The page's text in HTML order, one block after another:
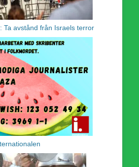
Ta avstånd från Israels terror